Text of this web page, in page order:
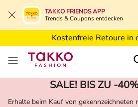
TAKKO FRIENDS APP
Trends & Coupons entdecken
Kostenfreie Lieferung ab
Kostenfreie Retoure in
5€ Gutschein nach
SALE! BIS ZU -
Erhalte beim Kauf von